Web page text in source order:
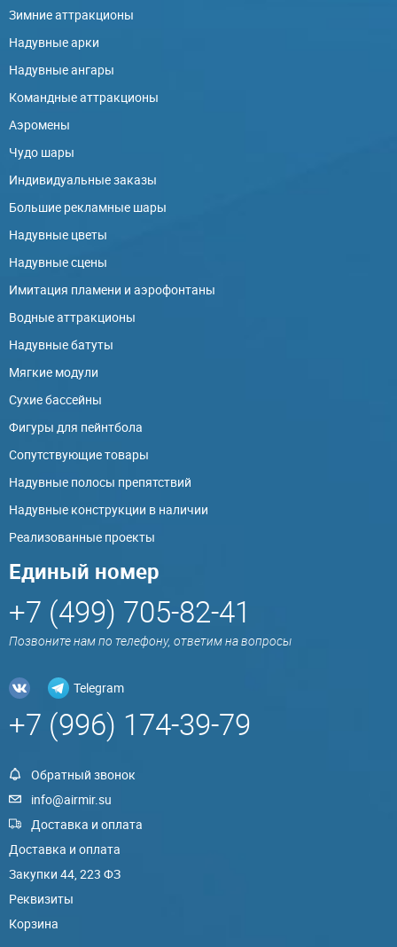
Зимние аттракционы
Надувные арки
Надувные ангары
Командные аттракционы
Аэромены
Чудо шары
Индивидуальные заказы
Большие рекламные шары
Надувные цветы
Надувные сцены
Имитация пламени и аэрофонтаны
Водные аттракционы
Надувные батуты
Мягкие модули
Сухие бассейны
Фигуры для пейнтбола
Сопутствующие товары
Надувные полосы препятствий
Надувные конструкции в наличии
Реализованные проекты
Единый номер
+7 (499) 705-82-41
Позвоните нам по телефону, ответим на вопросы
Telegram
+7 (996) 174-39-79
Обратный звонок
info@airmir.su
Доставка и оплата
Доставка и оплата
Закупки 44, 223 ФЗ
Реквизиты
Корзина